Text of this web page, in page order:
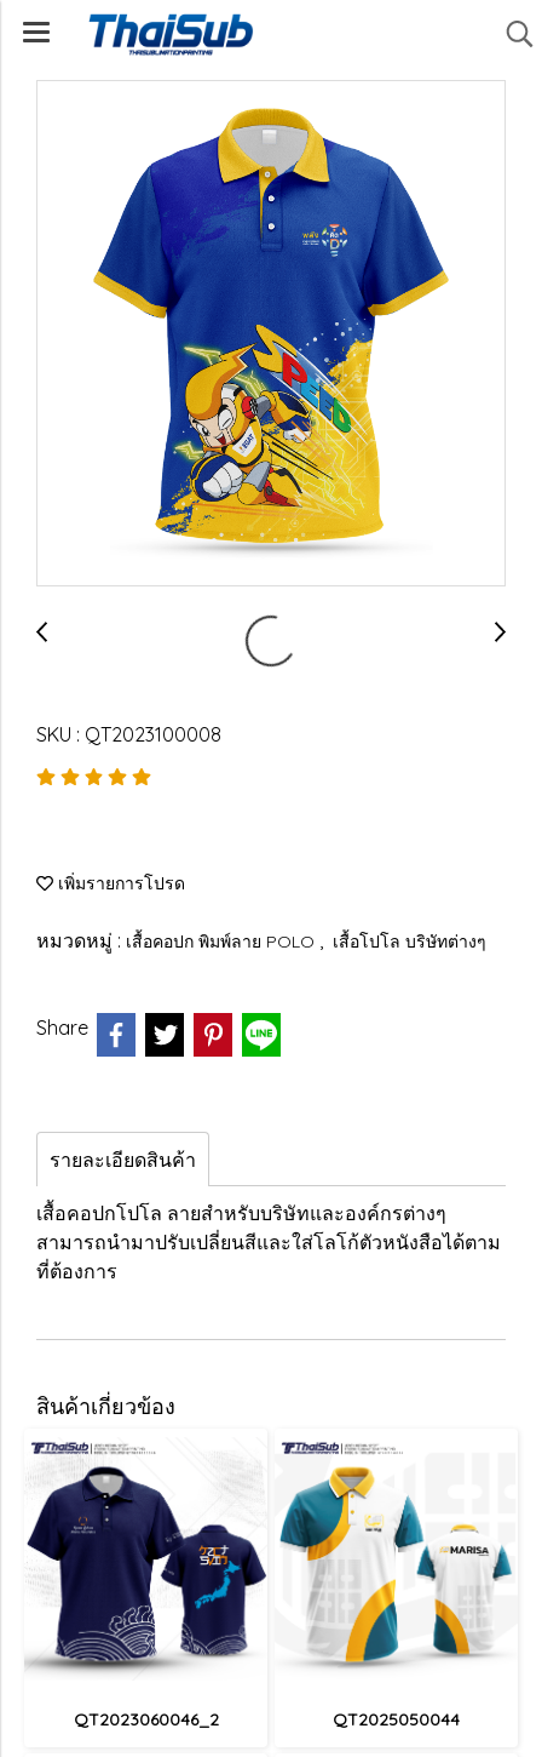
SKU : QT2023100008
เพิ่มรายการโปรด
หมวดหมู่ : เสื้อคอปก พิมพ์ลาย POLO , เสื้อโปโล บริษัทต่างๆ
Share
รายละเอียดสินค้า
เสื้อคอปกโปโล ลายสำหรับบริษัทและองค์กรต่างๆ
สามารถนำมาปรับเปลี่ยนสีและใส่โลโก้ตัวหนังสือได้ตาม
ที่ต้องการ
สินค้าเกี่ยวข้อง
QT2023060046_2 QT2025050044